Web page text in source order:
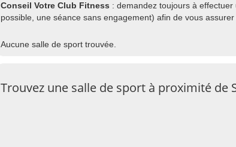
Conseil Votre Club Fitness : demandez toujours à effectuer
possible, une séance sans engagement) afin de vous assurer
Aucune salle de sport trouvée.
Trouvez une salle de sport à proximité de